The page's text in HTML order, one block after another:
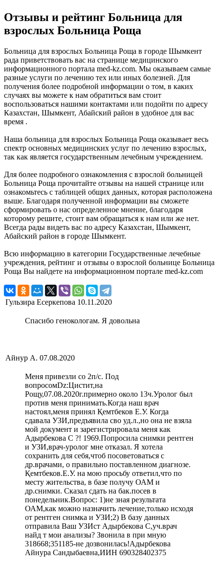
Отзывы и рейтинг Больница для
взрослых Больница Роща
Больница для взрослых Больница Роща в городе Шымкент
рада приветствовать вас на странице медицинского
информационного портала med-kz.com. Мы оказываем самые
разные услуги по лечению тех или иных болезней. Для
получения более подробной информации о том, в каких
случаях вы можете к нам обратиться вам стоит
воспользоваться нашими контактами или подойти по адресу
Казахстан, Шымкент, Абайский район в удобное для вас
время .
Наша больница для взрослых Больница Роща оказывает весь
спектр основных медицинских услуг по лечению взрослых,
так как является государственным лечебным учреждением.
Для более подробного ознакомления с взрослой больницей
Больница Роща прочитайте отзывы на нашей странице или
ознакомьтесь с таблицей общих данных, которая расположена
выше. Благодаря полученной информации вы сможете
сформировать о нас определенное мнение, благодаря
которому решите, стоит вам обращаться к нам или же нет.
Всегда рады видеть вас по адресу Казахстан, Шымкент,
Абайский район в городе Шымкент.
Всю информацию в категории Государственные лечебные
учреждения, рейтинг и отзывы о взрослой больнице Больница
Роща Вы найдете на информационном портале med-kz.com
Гульзира Есеркепова 10.11.2020
Спасибо генокологам. Я довольна
Айнур А. 07.08.2020
Меня привезли со 2п/с. Под
вопросомDz:Цистит,на
Рощу,07.08.2020г.примерно около 13ч.Уролог был
против меня принимать.Когда наш врач
настоял,меня принял Қемтбеков Е.У. Когда
сдавала УЗИ,предъявила сво уд.л.,но она не взяла
мой документ и зарегистрировала меня как
Адырбекова С ?! 1969.Попросила снимки рентген
и УЗИ,врач-уролог мне отказал. Я хотела
сохранить для себя,чтоб посоветоваться с
др.врачами, о правильно поставленном диагнозе.
Қемтбеков.Е.У. на мою просьбу ответил,что по
месту жительства, в базе получу ОАМ и
др.снимки. Сказал сдать на бак.посев в
понедельник.Вопрос: 1)не зная результата
ОАМ,как можно назначить лечение,только исходя
от рентген снимка и УЗИ;2) В базу данных
отправила Ваш УЗИст Адырбекова С,уч.врач
найд т мои анализы? Звонила в при мную
318668;351185-не дозвонилась!Адырбекова
Айнура Сандыбаевна,ИИН 690328402375